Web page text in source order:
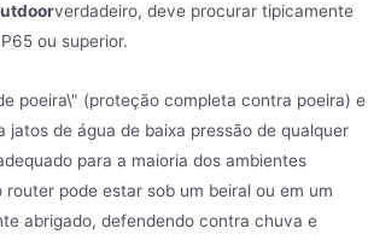
verdadeiro, deve procurar tipicamente
ou superior.
poeira\" (proteção completa contra poeira) e
jatos de água de baixa pressão de qualquer
para a maioria dos ambientes
router pode estar sob um beiral ou em um
abrigado, defendendo contra chuva e